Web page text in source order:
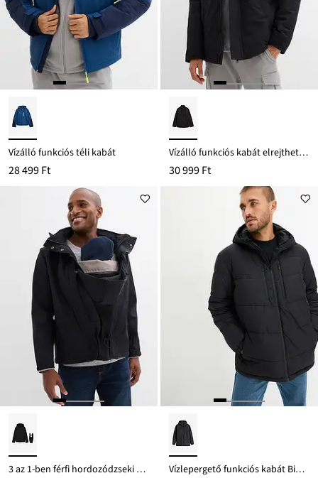
Vízálló funkciós téli kabát
28 499 Ft
Vízálló funkciós kabát elrejthető kapucnival és pánttal a vállain
30 999 Ft
3 az 1-ben férfi hordozódzseki elülső és hátsó hordozófunkcióval Vízlepergető funkciós kabát Bionic bevonattal